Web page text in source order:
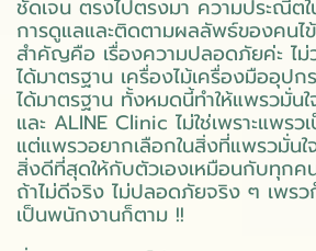
ชัดเจน ตรงไปตรงมา ความประณีตใ
การดูแลและติดตามผลลัพธ์ของคนไ
สำคัญคือ เรื่องความปลอดภัยค่ะ ไม่
ได้มาตรฐาน เครื่องไม้เครื่องมืออุป
ได้มาตรฐาน ทั้งหมดนี้ทำให้แพรวมั่
และ ALINE Clinic ไม่ใช่เพราะแพร
แต่แพรวอยากเลือกในสิ่งที่แพรวมั่นใ
สิ่งดีที่สุดให้กับตัวเองเหมือนกับทุก
ถ้าไม่ดีจริง ไม่ปลอดภัยจริง ๆ เพรว
เป็นพนักงานก็ตาม !!